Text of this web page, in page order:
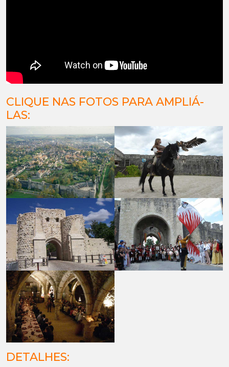
CLIQUE NAS FOTOS PARA AMPLIÁ-
LAS:
DETALHES: